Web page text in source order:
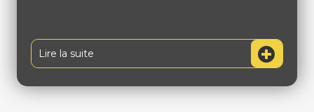
Lire la suite